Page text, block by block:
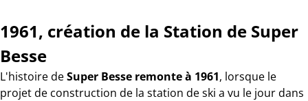
1961, création de la Station de Super
Besse
L'histoire deSuper Besse remonte à 1961, lorsque le
projet de construction de la station de ski a vu le jour dans